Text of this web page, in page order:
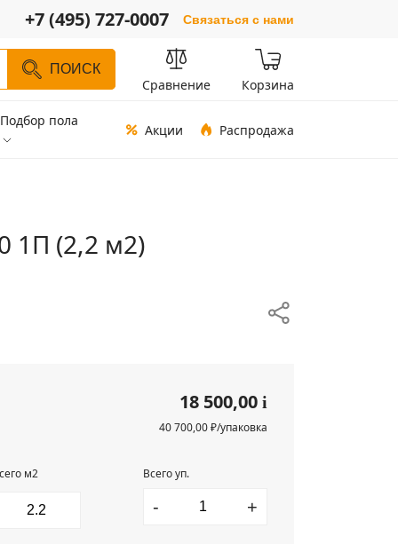
+7 (495) 727-0007 Связаться с нами
ПОИСК
Сравнение Корзина
Подбор пола
Акции Распродажа
1П (2,2 м2)
18 500,00 i
40 700,00 ₽/упаковка
м2 Всего уп.
- +